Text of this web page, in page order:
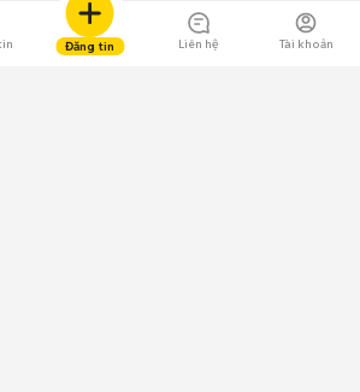
Đăng tin Liên hệ Tài khoản